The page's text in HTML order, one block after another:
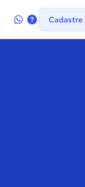
Contate-
no
Cadastre